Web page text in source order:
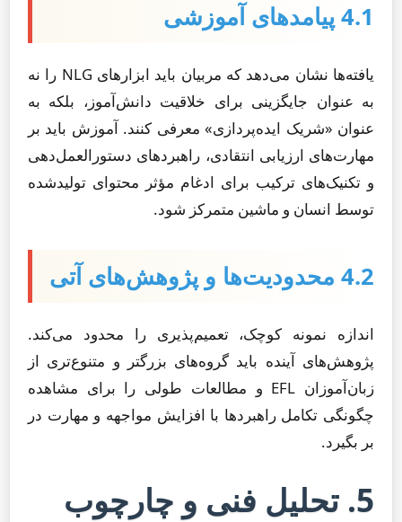
4.1 پیامدهای آموزشی
یافته‌ها نشان می‌دهد که مربیان باید ابزارهای NLG را نه
به عنوان جایگزینی برای خلاقیت دانش‌آموز، بلکه به
عنوان «شریک ایده‌پردازی» معرفی کنند. آموزش باید بر
مهارت‌های ارزیابی انتقادی، راهبردهای دستورالعمل‌دهی
و تکنیک‌های ترکیب برای ادغام مؤثر محتوای تولیدشده
توسط انسان و ماشین متمرکز شود.
4.2 محدودیت‌ها و پژوهش‌های آتی
اندازه نمونه کوچک، تعمیم‌پذیری را محدود می‌کند.
پژوهش‌های آینده باید گروه‌های بزرگتر و متنوع‌تری از
زبان‌آموزان EFL و مطالعات طولی را برای مشاهده
چگونگی تکامل راهبردها با افزایش مواجهه و مهارت در
بر بگیرد.
5. تحلیل فنی و چارچوب